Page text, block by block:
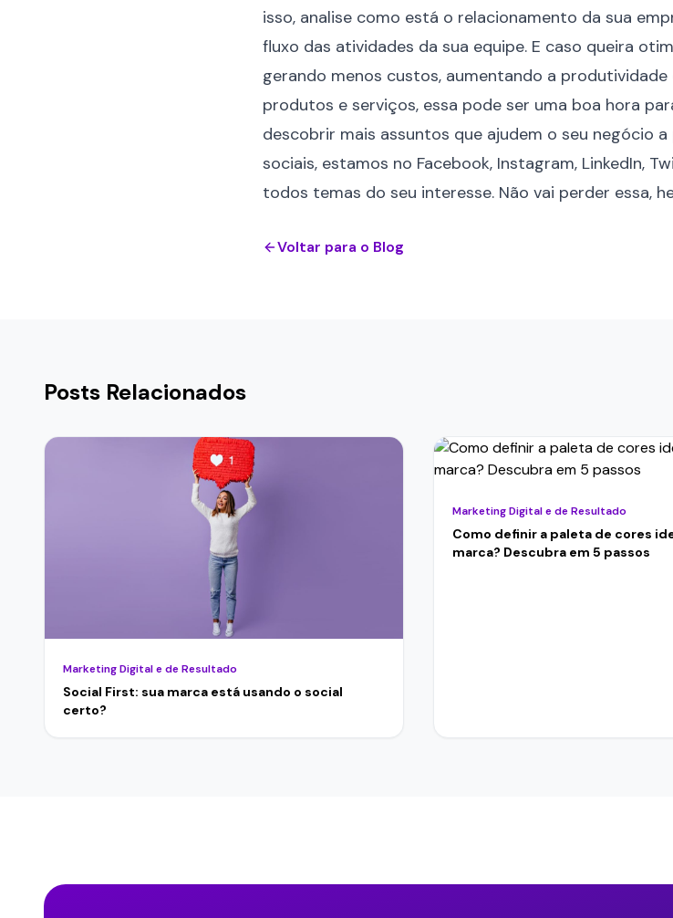
isso, analise como está o relacionamento da sua
fluxo das atividades da sua equipe. E caso queira
gerando menos custos, aumentando a
produtos e serviços, essa pode ser uma boa hora
descobrir mais assuntos que ajudem o seu negócio
sociais, estamos no Facebook, Instagram, LinkedIn,
todos temas do seu interesse. Não vai perder essa,
Voltar para o Blog
Posts Relacionados
Marketing Digital e de Resultado
Social First: sua marca está usando o social
certo?
Marketing Digital e de Resultado
Como definir a paleta de cores
marca? Descubra em 5 passos